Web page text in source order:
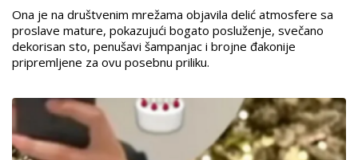
Ona je na društvenim mrežama objavila delić atmosfere sa
proslave mature, pokazujući bogato posluženje, svečano
dekorisan sto, penušavi šampanjac i brojne đakonije
pripremljene za ovu posebnu priliku.